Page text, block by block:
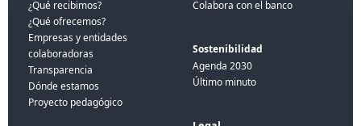
¿Qué recibimos?
¿Qué ofrecemos?
Empresas y entidades
colaboradoras
Transparencia
Dónde estamos
Proyecto pedagógico
Colabora con el banco
Sostenibilidad
Agenda 2030
Último minuto